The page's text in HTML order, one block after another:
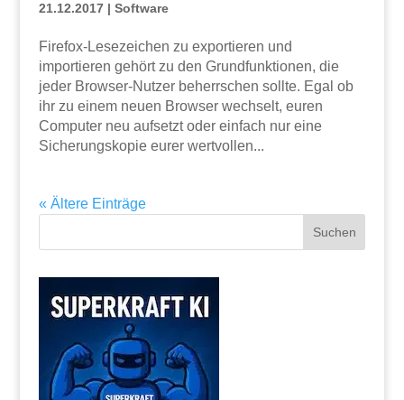
21.12.2017| Software
Firefox-Lesezeichen zu exportieren und
importieren gehört zu den Grundfunktionen, die
jeder Browser-Nutzer beherrschen sollte. Egal ob
ihr zu einem neuen Browser wechselt, euren
Computer neu aufsetzt oder einfach nur eine
Sicherungskopie eurer wertvollen...
« Ältere Einträge